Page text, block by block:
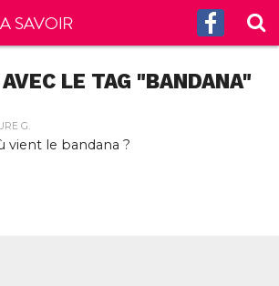
LE TAG "BANDANA"
G.
vient le bandana ?